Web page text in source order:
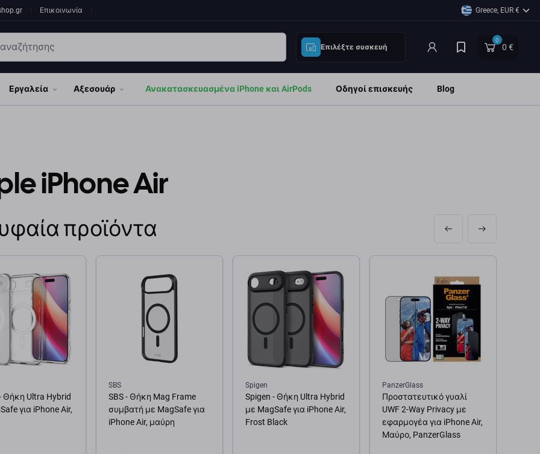
Επικοινωνία Greece, EUR €
Επιλέξτε συσκευή
0
0 €
Εργαλεία Αξεσουάρ Ανακατασκευασμένα iPhone και AirPods Οδηγοί επισκευής Blog
iPhone Air
προϊόντα
Θήκη Ultra Hybrid
για iPhone Air,
SBS
SBS - Θήκη Mag Frame
συμβατή με MagSafe για
iPhone Air, μαύρη
Spigen
Spigen - Θήκη Ultra Hybrid
με MagSafe για iPhone Air,
Frost Black
PanzerGlass
Προστατευτικό γυαλί
UWF 2-Way Privacy με
εφαρμογέα για iPhone Air,
Μαύρο, PanzerGlass